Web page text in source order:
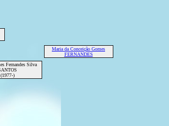
Maria da Conceição Gomes
FERNANDES
Fernandes Silva
(1977-)